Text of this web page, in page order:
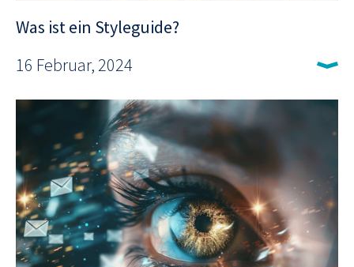
Was ist ein Styleguide?
16 Februar, 2024